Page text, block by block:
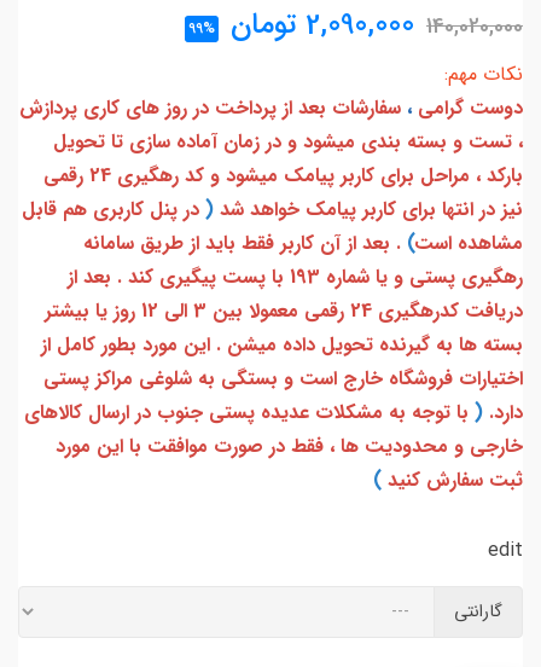
140,020,000
2,090,000 تومان 99%
نکات مهم:
دوست گرامی ، سفارشات بعد از پرداخت در روز های کاری پردازش
، تست و بسته بندی میشود و در زمان آماده سازی تا تحویل
بارکد ، مراحل برای کاربر پیامک میشود و کد رهگیری 24 رقمی
نیز در انتها برای کاربر پیامک خواهد شد ( در پنل کاربری هم قابل
مشاهده است) . بعد از آن کاربر فقط باید از طریق سامانه
رهگیری پستی و یا شماره 193 با پست پیگیری کند . بعد از
دریافت کدرهگیری 24 رقمی معمولا بین 3 الی 12 روز یا بیشتر
بسته ها به گیرنده تحویل داده میشن . این مورد بطور کامل از
اختیارات فروشگاه خارج است و بستگی به شلوغی مراکز پستی
دارد. ( با توجه به مشکلات عدیده پستی جنوب در ارسال کالاهای
خارجی و محدودیت ها ، فقط در صورت موافقت با این مورد
ثبت سفارش کنید )
edit
گارانتی